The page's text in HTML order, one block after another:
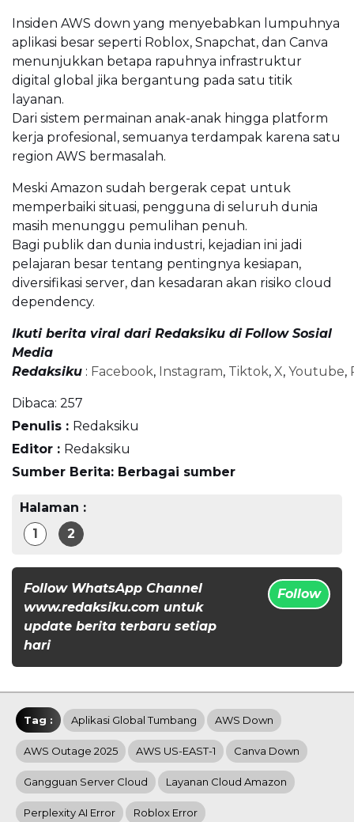
Insiden AWS down yang menyebabkan lumpuhnya
aplikasi besar seperti Roblox, Snapchat, dan Canva
menunjukkan betapa rapuhnya infrastruktur
digital global jika bergantung pada satu titik
layanan.
Dari sistem permainan anak-anak hingga platform
kerja profesional, semuanya terdampak karena satu
region AWS bermasalah.
Meski Amazon sudah bergerak cepat untuk
memperbaiki situasi, pengguna di seluruh dunia
masih menunggu pemulihan penuh.
Bagi publik dan dunia industri, kejadian ini jadi
pelajaran besar tentang pentingnya kesiapan,
diversifikasi server, dan kesadaran akan risiko cloud
dependency.
Ikuti berita viral dari Redaksiku di Follow Sosial
Media
Redaksiku : Facebook, Instagram, Tiktok, X, Youtube,
Dibaca: 257
Penulis : Redaksiku
Editor : Redaksiku
Sumber Berita: Berbagai sumber
Halaman :
1
2
Follow WhatsApp Channel
www.redaksiku.com untuk
update berita terbaru setiap
hari
Follow
Tag : Aplikasi Global Tumbang AWS Down
AWS Outage 2025 AWS US-EAST-1 Canva Down
Gangguan Server Cloud Layanan Cloud Amazon
Perplexity AI Error Roblox Error